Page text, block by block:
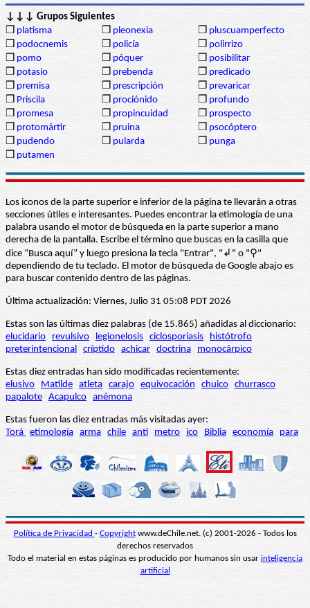
↓↓↓ Grupos Siguientes
❒ platisma ❒ pleonexia ❒ pluscuamperfecto
❒ podocnemis ❒ policía ❒ polirrizo
❒ pomo ❒ póquer ❒ posibilitar
❒ potasio ❒ prebenda ❒ predicado
❒ premisa ❒ prescripción ❒ prevaricar
❒ Priscila ❒ prociónido ❒ profundo
❒ promesa ❒ propincuidad ❒ prospecto
❒ protomártir ❒ pruina ❒ psocóptero
❒ pudendo ❒ pularda ❒ punga
❒ putamen
Los iconos de la parte superior e inferior de la página te llevarán a otras
secciones útiles e interesantes. Puedes encontrar la etimología de una
palabra usando el motor de búsqueda en la parte superior a mano
derecha de la pantalla. Escribe el término que buscas en la casilla que
dice “Busca aquí” y luego presiona la tecla "Entrar", "↲" o "⚲"
dependiendo de tu teclado. El motor de búsqueda de Google abajo es
para buscar contenido dentro de las páginas.
Última actualización: Viernes, Julio 31 05:08 PDT 2026
Estas son las últimas diez palabras (de 15.865) añadidas al diccionario:
elucidario
revulsivo legionelosis ciclosporiasis
histótrofo
preterintencional
críptido achicar doctrina monocárpico
Estas diez entradas han sido modificadas recientemente:
elusivo
Matilde atleta carajo equivocación chuico churrasco
papalote Acapulco anémona
Estas fueron las diez entradas más visitadas ayer:
Torá etimología arma chile anti metro ico Biblia economía para
Política de Privacidad - Copyrightwww.deChile.net. (c) 2001-2026 - Todos los
derechos reservados
Todo el material en estas páginas es producido por humanos sin usar inteligencia
artificial